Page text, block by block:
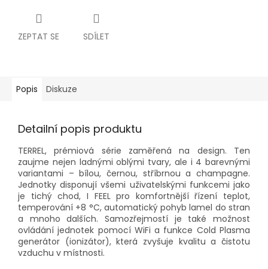
ZEPTAT SE SDÍLET
Popis Diskuze
Detailní popis produktu
TERREL, prémiová série zaměřená na design. Ten
zaujme nejen ladnými oblými tvary, ale i 4 barevnými
variantami – bílou, černou, stříbrnou a champagne.
Jednotky disponují všemi uživatelskými funkcemi jako
je tichý chod, I FEEL pro komfortnější řízení teplot,
temperování +8 °C, automatický pohyb lamel do stran
a mnoho dalších. Samozřejmostí je také možnost
ovládání jednotek pomocí WiFi a funkce Cold Plasma
generátor (ionizátor), která zvyšuje kvalitu a čistotu
vzduchu v místnosti.